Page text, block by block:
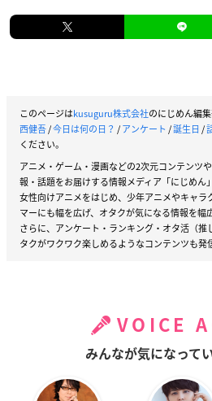
このページはkusuguru株式会社のにじめん編
西健吾/今日は何の日？ /アンケート /誕生日/
ください。
アニメ・ゲーム・漫画などの2次元コンテンツ
報・話題をお届けする情報メディア「にじめん
女性向けアニメをはじめ、少年アニメやキャラ
マーにも幅を広げ、オタクが気になる情報を幅
さらに、アンケート・ランキング・オタ活（推
タクがワクワク楽しめるようなコンテンツも発
VOICE
みんなが気になって